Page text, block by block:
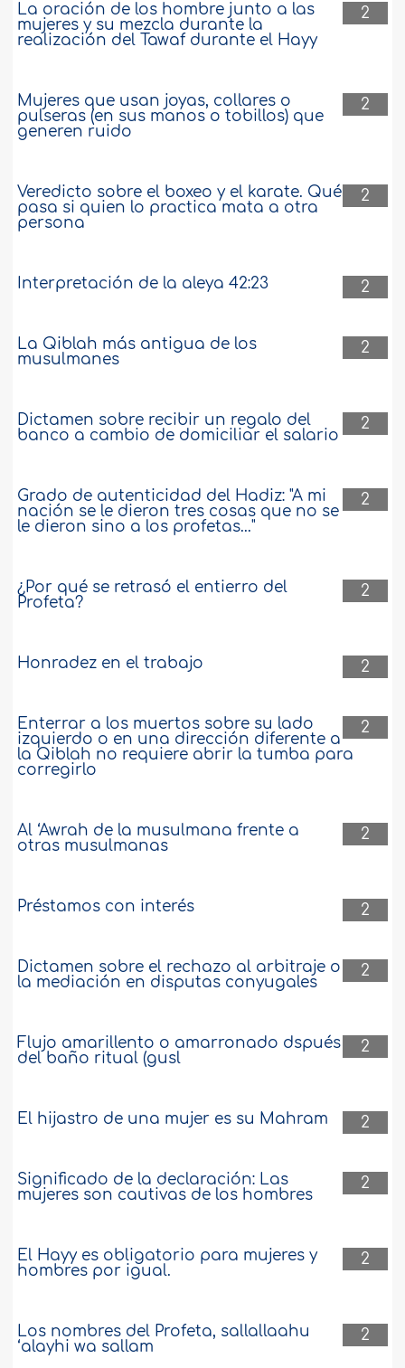
2
La oración de los hombre junto a las
mujeres y su mezcla durante la
realización del Tawaf durante el Hayy
2
Mujeres que usan joyas, collares o
pulseras (en sus manos o tobillos) que
generen ruido
2
Veredicto sobre el boxeo y el karate. Qué
pasa si quien lo practica mata a otra
persona
2
Interpretación de la aleya 42:23
2
La Qiblah más antigua de los
musulmanes
2
Dictamen sobre recibir un regalo del
banco a cambio de domiciliar el salario
2
Grado de autenticidad del Hadiz: "A mi
nación se le dieron tres cosas que no se
le dieron sino a los profetas..."
2
¿Por qué se retrasó el entierro del
Profeta?
2
Honradez en el trabajo
2
Enterrar a los muertos sobre su lado
izquierdo o en una dirección diferente a
la Qiblah no requiere abrir la tumba para
corregirlo
2
Al ‘Awrah de la musulmana frente a
otras musulmanas
2
Préstamos con interés
2
Dictamen sobre el rechazo al arbitraje o
la mediación en disputas conyugales
2
Flujo amarillento o amarronado dspués
del baño ritual (gusl
2
El hijastro de una mujer es su Mahram
2
Significado de la declaración: Las
mujeres son cautivas de los hombres
2
El Hayy es obligatorio para mujeres y
hombres por igual.
2
Los nombres del Profeta, sallallaahu
‘alayhi wa sallam